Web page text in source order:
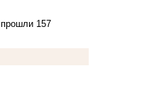
157